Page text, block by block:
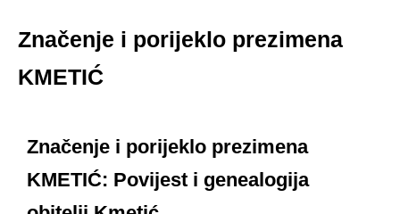
Značenje i porijeklo prezimena
KMETIĆ
Značenje i porijeklo prezimena
KMETIĆ: Povijest i genealogija